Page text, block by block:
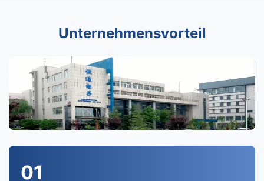
Unternehmensvorteil
01